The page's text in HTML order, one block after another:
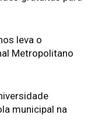
leva o
Metropolitano
municipal na